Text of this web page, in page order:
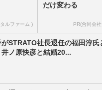
ルファーム )
だけ変わる
PR(合同会
STRATO社長退任の福田淳氏
井ノ原快彦と結婚20...